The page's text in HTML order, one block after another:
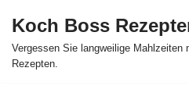
Skip
to
Koch Boss
Vergessen Sie langweilige Mahlzeiten
Rezepten.